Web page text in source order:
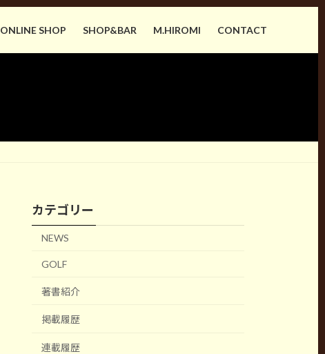
ONLINE SHOP SHOP&BAR M.HIROMI CONTACT
カテゴリー
NEWS
GOLF
著書紹介
掲載履歴
連載履歴